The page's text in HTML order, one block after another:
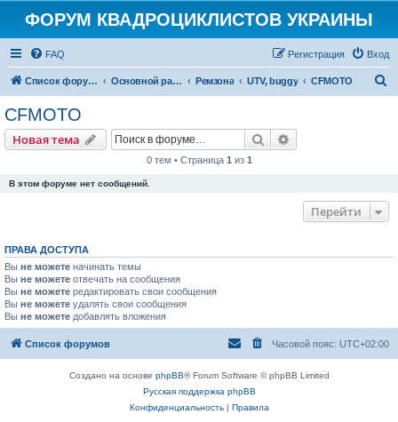
ФОРУМ КВАДРОЦИКЛИСТОВ УКРАИНЫ
FAQ Вход
Регистрация
Список форумов Основной раздел Ремзона UTV, buggy CFMOTO
CFMOTO
Новая тема Поиск
0 тем • Страница 1 из 1
В этом форуме нет сообщений.
Перейти
ПРАВА ДОСТУПА
Вы не можете начинать темы
Вы не можете отвечать на сообщения
Вы не можете редактировать свои сообщения
Вы не можете удалять свои сообщения
Вы не можете добавлять вложения
Список форумов Часовой пояс: UTC+02:00
Создано на основе phpBB® Forum Software © phpBB Limited
Русская поддержка phpBB
Конфиденциальность| Правила